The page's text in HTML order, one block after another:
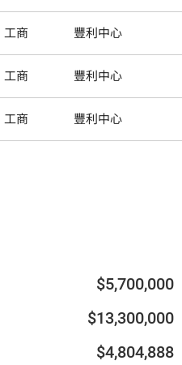
工商 豐利中心
工商 豐利中心
工商 豐利中心
$5,700,000
$13,300,000
$4,804,888